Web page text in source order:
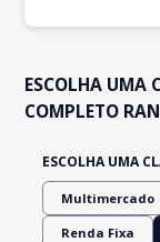
ESCOLHA UMA
COMPLETO
ESCOLHA UMA
Multimercado
Renda Fixa